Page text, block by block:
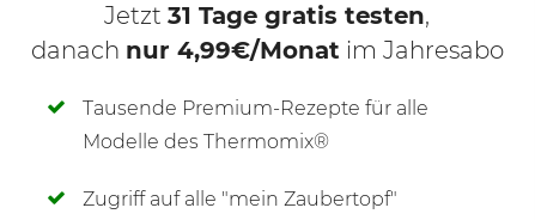
SCHREIBE NEUE NOTIZ
Jetzt 31 Tage gratis testen,
danach nur 4,99€/Monat im Jahresabo
Tausende Premium-Rezepte für alle
Modelle des Thermomix®
Zugriff auf alle "mein Zaubertopf"